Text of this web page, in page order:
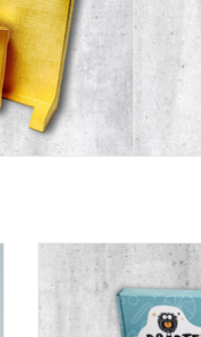
Verzendverpakking op
Dit kan bij
TOEVOEGEN AAN